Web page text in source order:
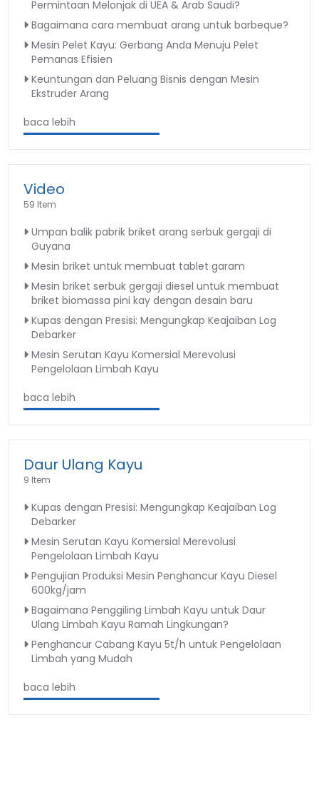
Permintaan Melonjak di UEA & Arab Saudi?
Bagaimana cara membuat arang untuk barbeque?
Mesin Pelet Kayu: Gerbang Anda Menuju Pelet
Pemanas Efisien
Keuntungan dan Peluang Bisnis dengan Mesin
Ekstruder Arang
baca lebih
Video
59 Item
Umpan balik pabrik briket arang serbuk gergaji di
Guyana
Mesin briket untuk membuat tablet garam
Mesin briket serbuk gergaji diesel untuk membuat
briket biomassa pini kay dengan desain baru
Kupas dengan Presisi: Mengungkap Keajaiban Log
Debarker
Mesin Serutan Kayu Komersial Merevolusi
Pengelolaan Limbah Kayu
baca lebih
Daur Ulang Kayu
9 Item
Kupas dengan Presisi: Mengungkap Keajaiban Log
Debarker
Mesin Serutan Kayu Komersial Merevolusi
Pengelolaan Limbah Kayu
Pengujian Produksi Mesin Penghancur Kayu Diesel
600kg/jam
Bagaimana Penggiling Limbah Kayu untuk Daur
Ulang Limbah Kayu Ramah Lingkungan?
Penghancur Cabang Kayu 5t/h untuk Pengelolaan
Limbah yang Mudah
baca lebih